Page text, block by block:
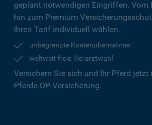
geplant notwendigen Eingriffen. Vom
hin zum Premium
Ihren Tarif individuell wählen.
unbegrenzte Kostenübernahme
weltweit freie Tierarztwahl
Versichern Sie sich und Ihr Pferd jetzt
Pferde-OP-Versicherung.